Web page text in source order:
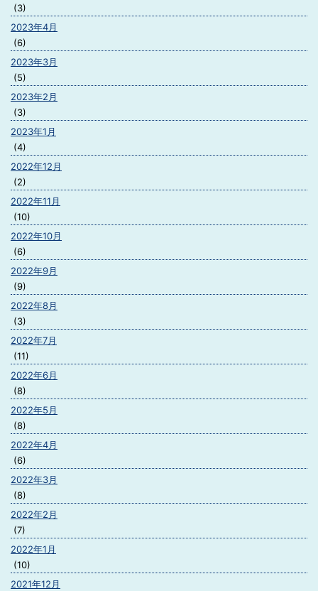
(3)
2023年4月
(6)
2023年3月
(5)
2023年2月
(3)
2023年1月
(4)
2022年12月
(2)
2022年11月
(10)
2022年10月
(6)
2022年9月
(9)
2022年8月
(3)
2022年7月
(11)
2022年6月
(8)
2022年5月
(8)
2022年4月
(6)
2022年3月
(8)
2022年2月
(7)
2022年1月
(10)
2021年12月